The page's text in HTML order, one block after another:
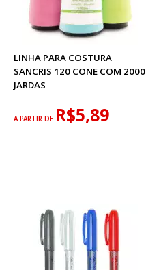
LINHA PARA COSTURA
SANCRIS 120 CONE COM 2000
JARDAS
A PARTIR DE R$5,89